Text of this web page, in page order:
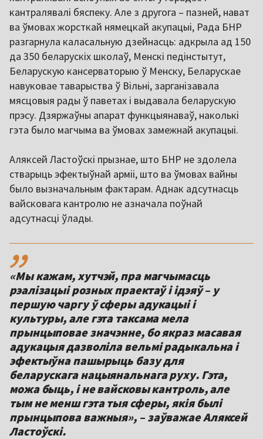
кантралявалі бяспеку. Але з другога – пазней, нават
ва ўмовах жорсткай нямецкай акупацыі, Рада БНР
разгарнула каласальную дзейнасць: адкрыла ад 150
да 350 беларускіх школаў, Менскі педінстытут,
Беларускую кансерваторыю ў Менску, Беларускае
навуковае таварыства ў Вільні, зарганізавала
мясцовыя рады ў паветах і выдавала беларускую
прэсу. Дзяржаўны апарат функцыянаваў, наколькі
гэта было магчыма ва ўмовах замежнай акупацыі.
Аляксей Ластоўскі прызнае, што БНР не здолела
стварыць эфектыўнай арміі, што ва ўмовах вайны
было вызначальным фактарам. Аднак адсутнасць
вайсковага кантролю не азначала поўнай
адсутнасці ўлады.
,,
«Мы кажам, хутчэй, пра магчымасць
рэалізацыі розных праектаў і ідэяў – у
першую чаргу ў сферы адукацыі і
культуры, але гэта таксама мела
прынцыповае значэнне, бо якраз масавая
адукацыя дазволіла вельмі радыкальна і
эфектыўна пашырыць базу для
беларускага нацыянальнага руху. Гэта,
можа быць, і не вайсковы кантроль, але
тым не менш гэта тыя сферы, якія былі
прынцыпова важныя», – заўважае Аляксей
Ластоўскі.